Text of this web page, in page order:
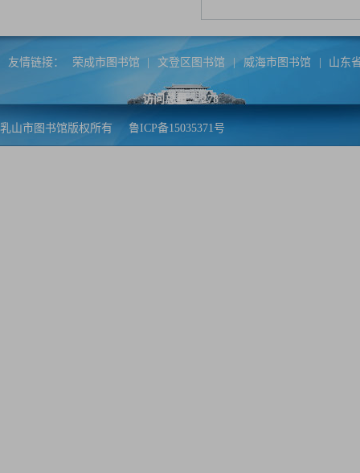
友情链接： 荣成市图书馆 文登区图书馆 | 威海市图书馆 山东
访问总量：278
乳山市图书馆版权所有 鲁ICP备15035371号